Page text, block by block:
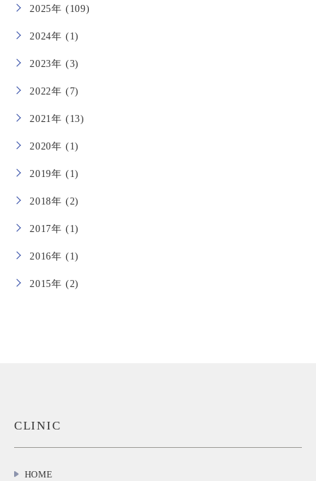
2025年 (109)
2024年 (1)
2023年 (3)
2022年 (7)
2021年 (13)
2020年 (1)
2019年 (1)
2018年 (2)
2017年 (1)
2016年 (1)
2015年 (2)
CLINIC
HOME